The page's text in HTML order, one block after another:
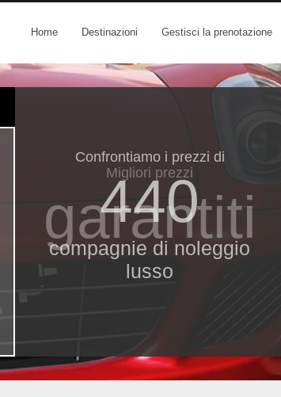
Home Destinazioni Gestisci la prenotazione
Confrontiamo i prezzi di
440
compagnie di noleggio
lusso
Migliori prezzi
garantiti